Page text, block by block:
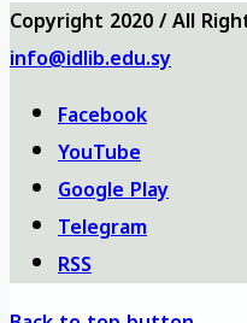
Copyright 2020 / All
info@idlib.edu.sy
Facebook
YouTube
Google Play
Telegram
RSS